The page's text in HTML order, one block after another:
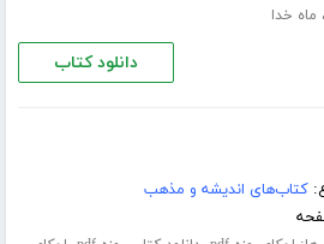
، ماه خدا
دانلود کتاب
کتاب‌های اندیشه و مذهب